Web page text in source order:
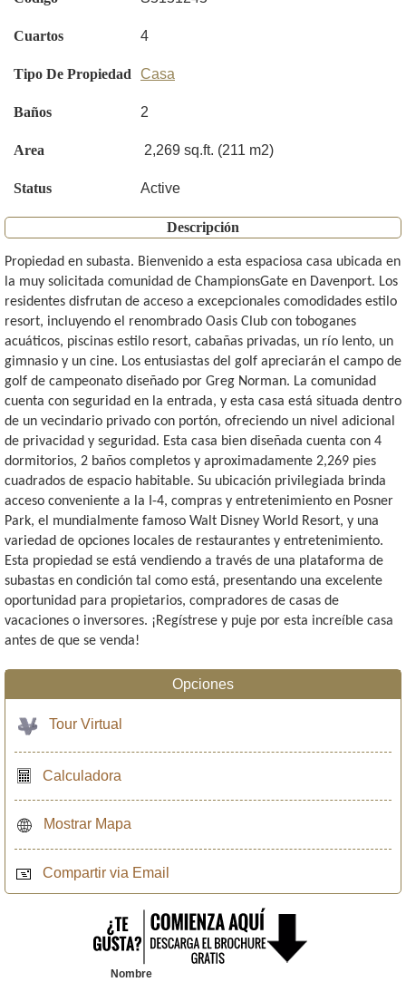
Cuartos 4
Tipo De Propiedad Casa
Baños 2
Area 2,269 sq.ft. (211 m2)
Status Active
Descripción
Propiedad en subasta. Bienvenido a esta espaciosa casa ubicada en
la muy solicitada comunidad de ChampionsGate en Davenport. Los
residentes disfrutan de acceso a excepcionales comodidades estilo
resort, incluyendo el renombrado Oasis Club con toboganes
acuáticos, piscinas estilo resort, cabañas privadas, un río lento, un
gimnasio y un cine. Los entusiastas del golf apreciarán el campo de
golf de campeonato diseñado por Greg Norman. La comunidad
cuenta con seguridad en la entrada, y esta casa está situada dentro
de un vecindario privado con portón, ofreciendo un nivel adicional
de privacidad y seguridad. Esta casa bien diseñada cuenta con 4
dormitorios, 2 baños completos y aproximadamente 2,269 pies
cuadrados de espacio habitable. Su ubicación privilegiada brinda
acceso conveniente a la I-4, compras y entretenimiento en Posner
Park, el mundialmente famoso Walt Disney World Resort, y una
variedad de opciones locales de restaurantes y entretenimiento.
Esta propiedad se está vendiendo a través de una plataforma de
subastas en condición tal como está, presentando una excelente
oportunidad para propietarios, compradores de casas de
vacaciones o inversores. ¡Regístrese y puje por esta increíble casa
antes de que se venda!
Opciones
Tour Virtual
Calculadora
Mostrar Mapa
Compartir via Email
Nombre